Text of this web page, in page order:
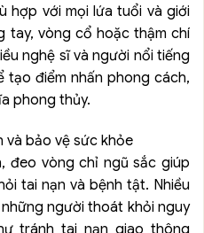
hợp với mọi lứa tuổi và giới
tay, vòng cổ hoặc thậm chí
nghệ sĩ và người nổi tiếng
điểm nhấn phong cách,
phong thủy.
và bảo vệ sức khỏe
đeo vòng chỉ ngũ sắc giúp
tai nạn và bệnh tật. Nhiều
người thoát khỏi nguy
tránh tai nạn giao thông